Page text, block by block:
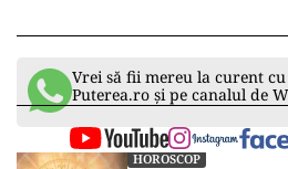
Vrei să fii mereu la curent
Puterea.ro și pe canalul de
HOROSCOP